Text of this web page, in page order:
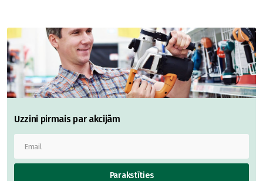
Uzzini pirmais par akcijām
Parakstīties